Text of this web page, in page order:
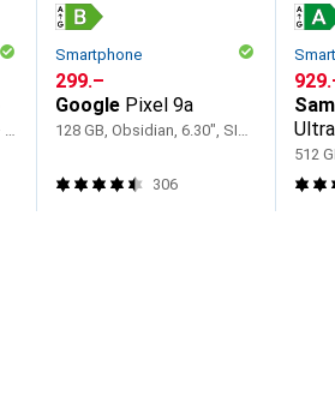
256 GB, Black, 6.30", SIM + eSIM, 5G
Smartphone
CHF
299.–
Google Pixel 9a
128 GB, Obsidian, 6.30", SIM + eSIM, 5G
306
CHF
Ultra